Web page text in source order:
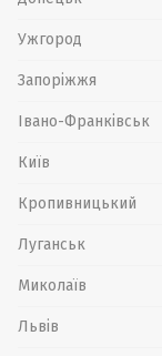
Ужгород
Запоріжжя
Івано-Франківськ
Київ
Кропивницький
Луганськ
Миколаїв
Львів